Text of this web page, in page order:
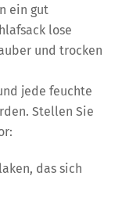
ein gut
lose
und trocken
jede feuchte
Stellen Sie
das sich